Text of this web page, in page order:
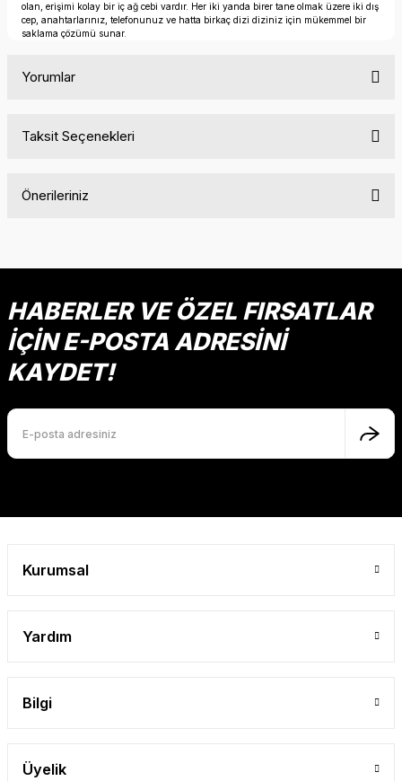
olan, erişimi kolay bir iç ağ cebi vardır. Her iki yanda birer tane olmak üzere iki dış
cep, anahtarlarınız, telefonunuz ve hatta birkaç dizi diziniz için mükemmel bir
saklama çözümü sunar.
Yorumlar
Taksit Seçenekleri
Önerileriniz
Ürün resmi kalitesiz, bozuk veya görüntülenemiyor.
Ürün açıklamasında eksik bilgiler bulunuyor.
Ürün fiyatı diğer sitelerden daha pahalı.
Bu ürüne benzer farklı alternatifler olmalı.
HABERLER VE ÖZEL FIRSATLAR
İÇİN E-POSTA ADRESİNİ
KAYDET!
Kurumsal
Yardım
Bilgi
Üyelik